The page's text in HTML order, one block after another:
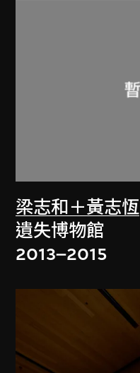
梁志和＋黃志恆
遺失博物館
2013–2015